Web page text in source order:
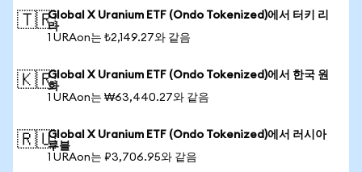
🇹🇷Global X Uranium ETF (Ondo Tokenized)에서 터키 리
라
1 URAon는 ₺2,149.27와 같음
🇰🇷Global X Uranium ETF (Ondo Tokenized)에서 한국 원
화
1 URAon는 ₩63,440.27와 같음
🇷🇺Global X Uranium ETF (Ondo Tokenized)에서 러시아
루블
1 URAon는 ₽3,706.95와 같음